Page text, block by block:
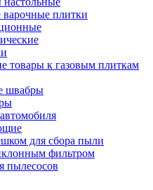
плитки
товары к газовым плиткам
швабры
для сбора пыли
фильтром
пылесосов